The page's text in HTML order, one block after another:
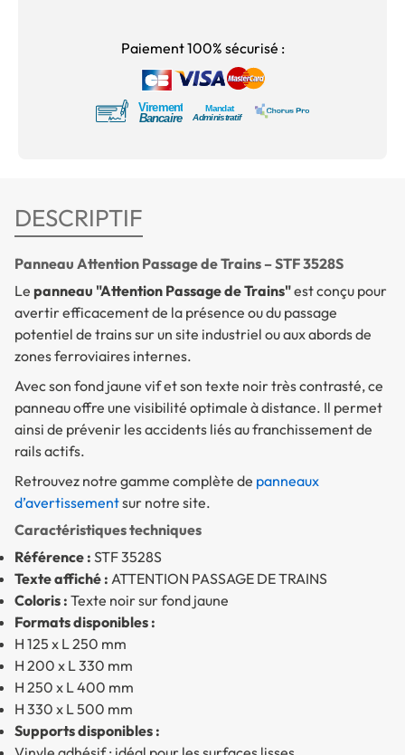
Paiement 100% sécurisé :
DESCRIPTIF
Panneau Attention Passage de Trains – STF 3528S
Le panneau "Attention Passage de Trains"est conçu pour
avertir efficacement de la présence ou du passage
potentiel de trains sur un site industriel ou aux abords de
zones ferroviaires internes.
Avec son fond jaune vif et son texte noir très contrasté, ce
panneau offre une visibilité optimale à distance. Il permet
ainsi de prévenir les accidents liés au franchissement de
rails actifs.
Retrouvez notre gamme complète de panneaux
d’avertissementsur notre site.
Caractéristiques techniques
Référence : STF 3528S
Texte affiché : ATTENTION PASSAGE DE TRAINS
Coloris : Texte noir sur fond jaune
Formats disponibles :
H 125 x L 250 mm
H 200 x L 330 mm
H 250 x L 400 mm
H 330 x L 500 mm
Supports disponibles :